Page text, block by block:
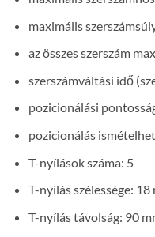
maximális
az összes szerszám
szerszámváltási idő
pozicionálási
pozicionálás
T-nyílások száma: 5
T-nyílás szélessége: 18
T-nyílás távolság: 90